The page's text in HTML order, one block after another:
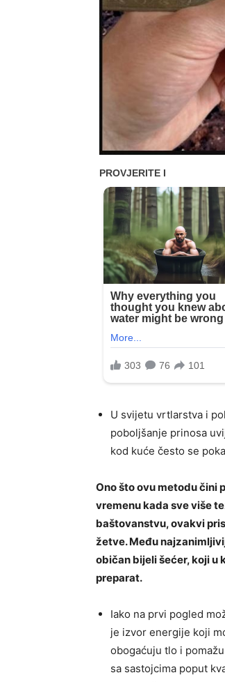
U svijetu vrtlarstva i
poboljšanje prinosa
kod kuće često se
Ono što ovu metodu čini
vremenu kada sve više
baštovanstvu, ovakvi
žetve. Među
običan bijeli šećer, koji
preparat.
Iako na prvi pogled
je izvor energije koji
obogaćuju tlo i
sa sastojcima poput